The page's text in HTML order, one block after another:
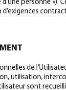
d’une personne
de
utilisation,
sont